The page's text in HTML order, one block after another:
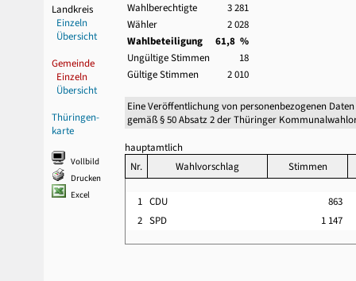
Landkreis
Einzeln
Übersicht
Gemeinde
Einzeln
Übersicht
Thüringen-
karte
Vollbild
Drucken
Excel
Wahlberechtigte
3 281
Wähler
2 028
Wahlbeteiligung
61,8 %
Ungültige Stimmen
18
Gültige Stimmen
2 010
Eine Veröffentlichung von personenbezogenen
gemäß § 50 Absatz 2 der Thüringer
hauptamtlich
Nr.
Wahlvorschlag Stimmen
1 CDU
863
2 SPD 1 147